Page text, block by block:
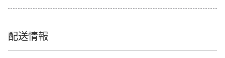
配送情報